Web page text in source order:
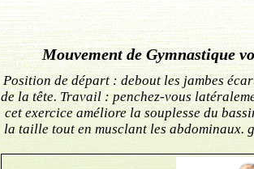
Mouvement de Gymnastique
Position de départ : debout les jambes
de la tête. Travail : penchez-vous
cet exercice améliore la souplesse du
la taille tout en musclant les abdominaux.